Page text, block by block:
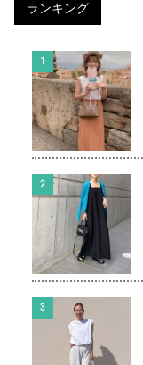
ランキング